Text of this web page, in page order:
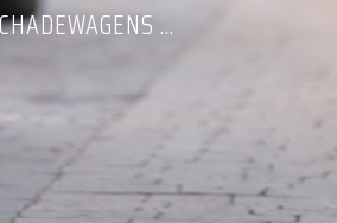
...